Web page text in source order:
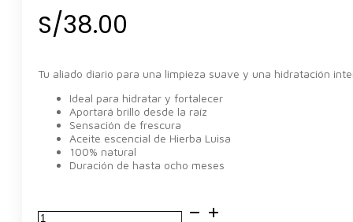
S/38.00
Tu aliado diario para una limpieza suave y una hidratación
Ideal para hidratar y fortalecer
Aportará brillo desde la raíz
Sensación de frescura
Aceite escencial de Hierba Luisa
100% natural
Duración de hasta ocho meses
Shampoo